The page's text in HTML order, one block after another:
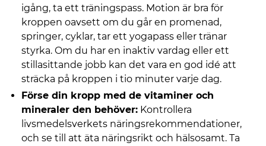
igång, ta ett träningspass. Motion är bra för
kroppen oavsett om du går en promenad,
springer, cyklar, tar ett yogapass eller tränar
styrka. Om du har en inaktiv vardag eller ett
stillasittande jobb kan det vara en god idé att
sträcka på kroppen i tio minuter varje dag.
Förse din kropp med de vitaminer och
mineraler den behöver: Kontrollera
livsmedelsverkets näringsrekommendationer,
och se till att äta näringsrikt och hälsosamt. Ta